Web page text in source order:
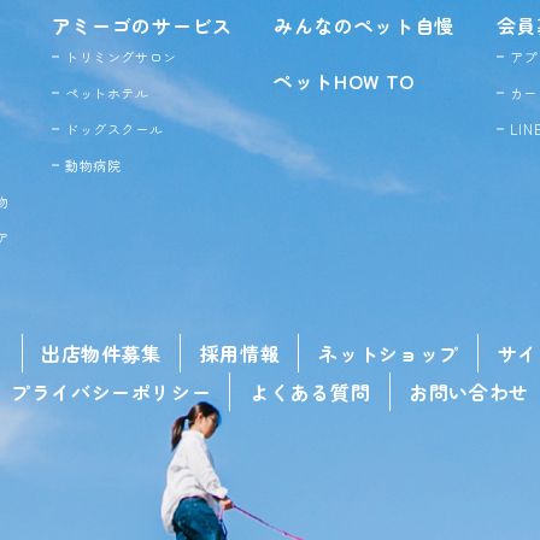
アミーゴのサービス
トリミングサロン
ペットホテル
ドッグスクール
動物病院
みんなのペット自慢
ペットHOW TO
会
ア
カ
出店物件募集 採用情報 ネットショップ
サ
プライバシーポリシー
よくある質問 お問い合わせ